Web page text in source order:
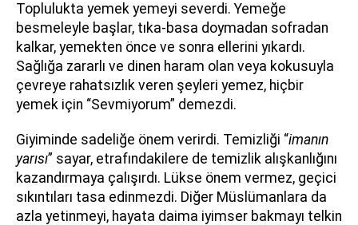
Toplulukta yemek yemeyi severdi. Yemeğe
besmeleyle başlar, tıka-basa doymadan sofradan
kalkar, yemekten önce ve sonra ellerini yıkardı.
Sağlığa zararlı ve dinen haram olan veya kokusuyla
çevreye rahatsızlık veren şeyleri yemez, hiçbir
yemek için “Sevmiyorum” demezdi.
Giyiminde sadeliğe önem verirdi. Temizliği “imanın
yarısı” sayar, etrafındakilere de temizlik alışkanlığını
kazandırmaya çalışırdı. Lükse önem vermez, geçici
sıkıntıları tasa edinmezdi. Diğer Müslümanlara da
azla yetinmeyi, hayata daima iyimser bakmayı telkin